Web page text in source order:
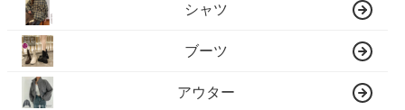
シャツ
ブーツ
アウター